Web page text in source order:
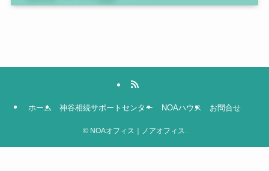
ホーム 神谷相続サポートセンター NOAハウス お問合せ
©NOAオフィス｜ノアオフィス.